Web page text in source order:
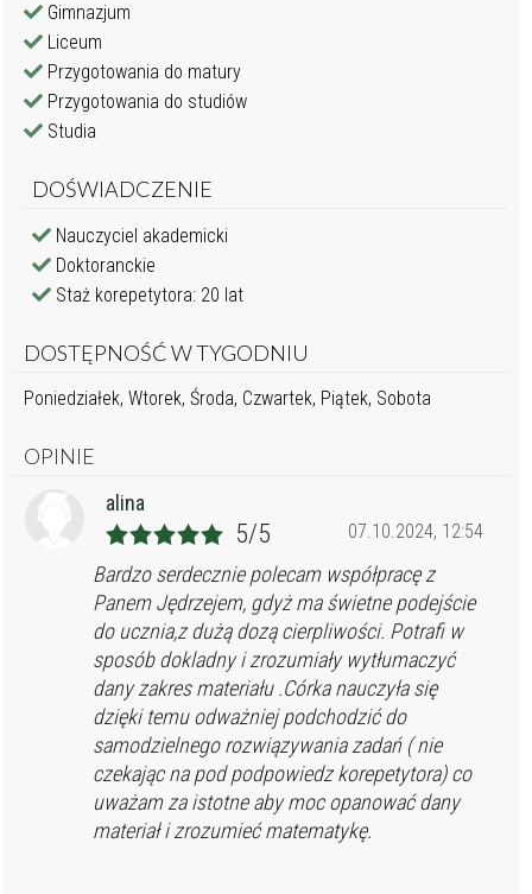
Gimnazjum
Liceum
Przygotowania do matury
Przygotowania do studiów
Studia
DOŚWIADCZENIE
Nauczyciel akademicki
Doktoranckie
Staż korepetytora: 20 lat
DOSTĘPNOŚĆ W TYGODNIU
Poniedziałek, Wtorek, Środa, Czwartek, Piątek, Sobota
OPINIE
alina
07.10.2024, 12:54
5/5
Bardzo serdecznie polecam współpracę z
Panem Jędrzejem, gdyż ma świetne podejście
do ucznia,z dużą dozą cierpliwości. Potrafi w
sposób dokladny i zrozumiały wytłumaczyć
dany zakres materiału .Córka nauczyła się
dzięki temu odważniej podchodzić do
samodzielnego rozwiązywania zadań ( nie
czekając na pod podpowiedz korepetytora) co
uważam za istotne aby moc opanować dany
materiał i zrozumieć matematykę.